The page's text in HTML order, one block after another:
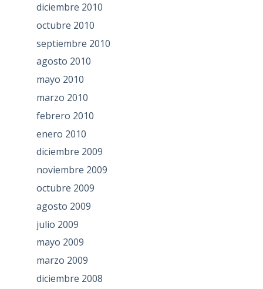
diciembre 2010
octubre 2010
septiembre 2010
agosto 2010
mayo 2010
marzo 2010
febrero 2010
enero 2010
diciembre 2009
noviembre 2009
octubre 2009
agosto 2009
julio 2009
mayo 2009
marzo 2009
diciembre 2008